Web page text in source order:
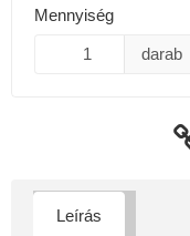
Mennyiség
darab
Leírás